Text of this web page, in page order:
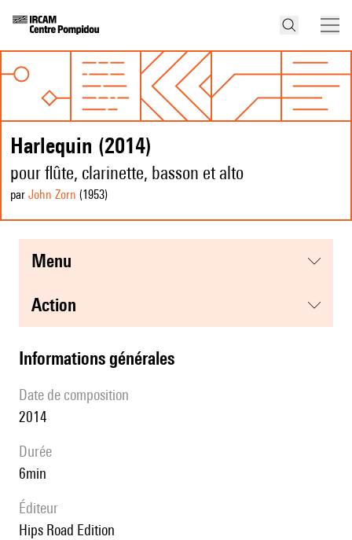
Harlequin (2014)
pour flûte, clarinette, basson et alto
par John Zorn (1953)
menu
action
informations générales
date de composition
2014
durée
6min
éditeur
Hips Road Edition